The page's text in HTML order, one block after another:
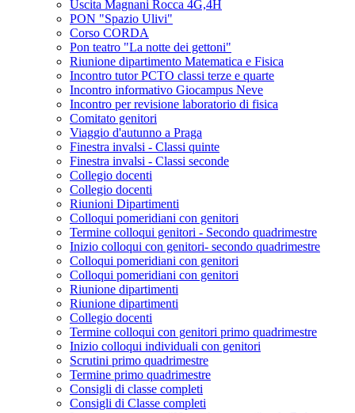
Uscita Magnani Rocca 4G,4H
PON "Spazio Ulivi"
Corso CORDA
Pon teatro "La notte dei gettoni"
Riunione dipartimento Matematica e Fisica
Incontro tutor PCTO classi terze e quarte
Incontro informativo Giocampus Neve
Incontro per revisione laboratorio di fisica
Comitato genitori
Viaggio d'autunno a Praga
Finestra invalsi - Classi quinte
Finestra invalsi - Classi seconde
Collegio docenti
Collegio docenti
Riunioni Dipartimenti
Colloqui pomeridiani con genitori
Termine colloqui genitori - Secondo quadrimestre
Inizio colloqui con genitori- secondo quadrimestre
Colloqui pomeridiani con genitori
Colloqui pomeridiani con genitori
Riunione dipartimenti
Riunione dipartimenti
Collegio docenti
Termine colloqui con genitori primo quadrimestre
Inizio colloqui individuali con genitori
Scrutini primo quadrimestre
Termine primo quadrimestre
Consigli di classe completi
Consigli di Classe completi